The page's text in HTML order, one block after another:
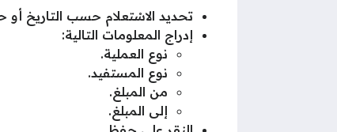
تحديد الاسْتعلام حسب التاريخ
إدراج المعلومات التالية:
نوع العملية.
نوع المستفيد.
من المبلغ.
إلى المبلغ.